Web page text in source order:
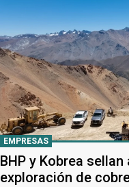
EMPRESAS
BHP y Kobrea
exploración de